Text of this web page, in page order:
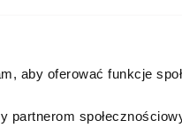
aby oferować funkcje